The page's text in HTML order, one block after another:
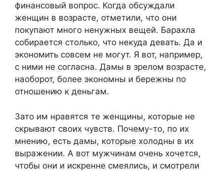
финансовый вопрос. Когда обсуждали
женщин в возрасте, отметили, что они
покупают много ненужных вещей. Барахла
собирается столько, что некуда девать. Да и
экономить совсем не могут. Я вот, например,
с ними не согласна. Дамы в зрелом возрасте,
наоборот, более экономны и бережны по
отношению к деньгам.
Зато им нравятся те женщины, которые не
скрывают своих чувств. Почему-то, по их
мнению, есть дамы, которые холодны в их
выражении. А вот мужчинам очень хочется,
чтобы они и искренне смеялись, и смотрели